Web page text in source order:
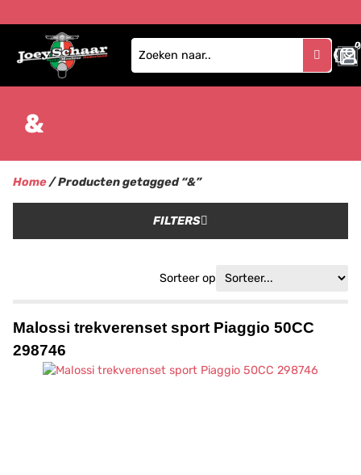
0
0
&
Home/ Producten getagged “&”
FILTERS
Sorteer op
Malossi trekverenset sport Piaggio 50CC
298746